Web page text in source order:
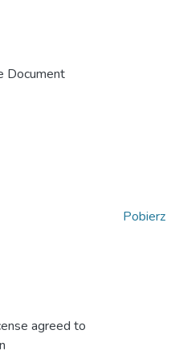
Document
agreed to
Pobierz